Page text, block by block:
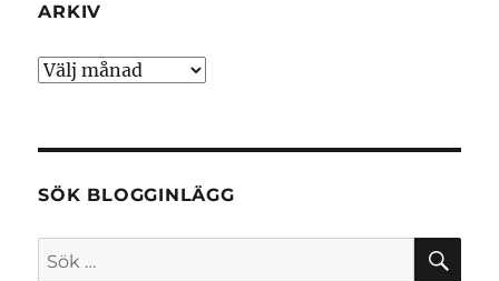
ARKIV
Arkiv
SÖK BLOGGINLÄGG
Sök